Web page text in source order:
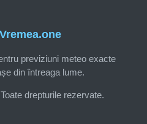
previziuni meteo exacte
din întreaga lume.
drepturile rezervate.